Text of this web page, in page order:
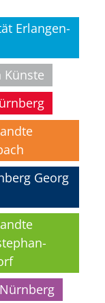
Erlangen-
Künste
Georg